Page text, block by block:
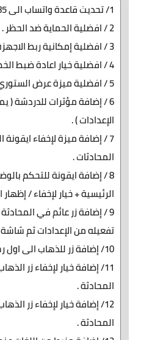
1/ تحديث قاعدة واتساب الى 2.24.8.85
2 / افضلية الحماية ضد الحظر .
3 / افضلية إمكانية ربط الاجهزة .
4 / افضلية خيار اعادة ضبط الخصوصية .
5 / افضلية ميزة عرض الستوري وإصلاح بعض المشاكل .
6 / إضافة مؤثرات للدردشة (
الإعدادات ) .
7 / إضافة ميزة لإخفاء
المحادثات .
8 / إضافة ايقونة للتحكم
الرئيسية + خيار لإخفاء / إظهار
9 / إضافة زر عائم في
تفعيله من الإعدادات ثم شاشة
10/ إضافة زر للذهاب الى اول رسالة في المحادثة .
11/ إضافة خيار لإخفاء زر
المحادثة .
12/ إضافة خيار لإخفاء زر
المحادثة .